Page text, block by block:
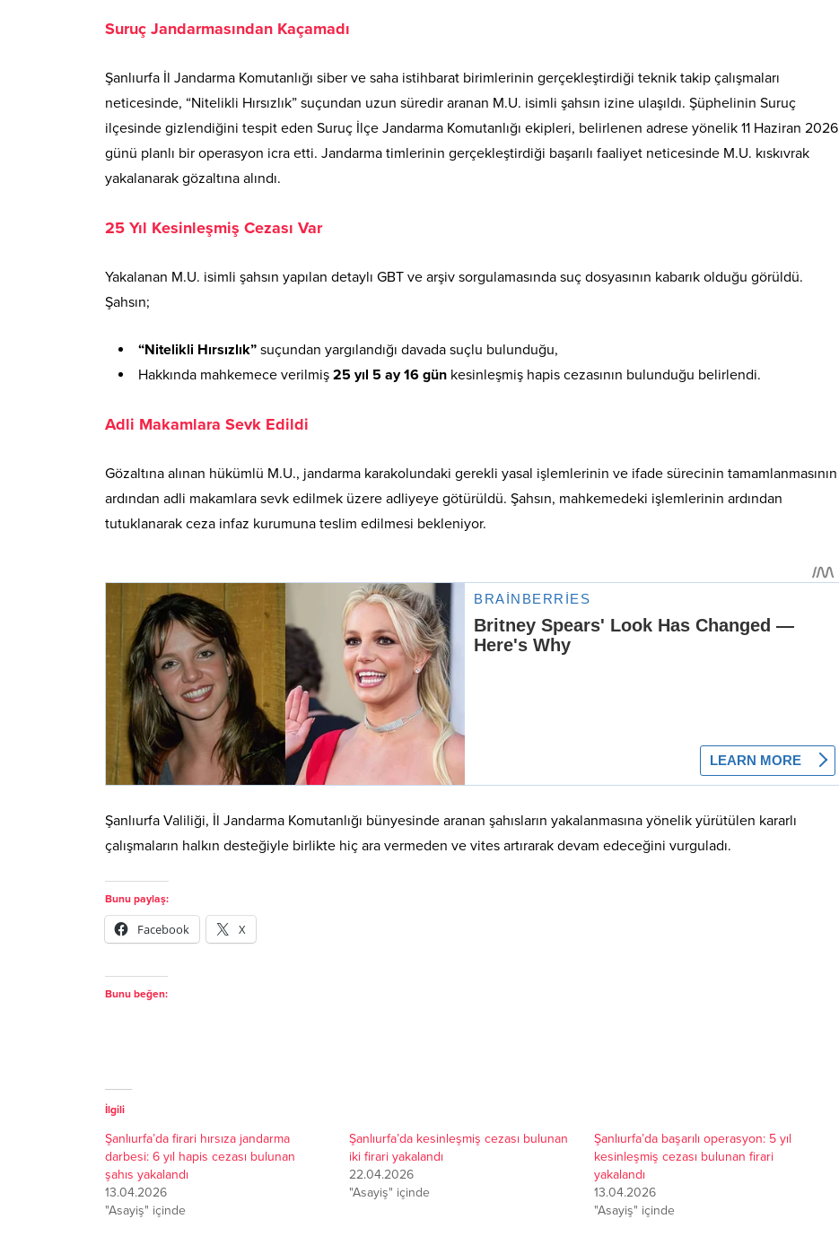
Suruç Jandarmasından Kaçamadı
Şanlıurfa İl Jandarma Komutanlığı siber ve saha istihbarat birimlerinin gerçekleştirdiği teknik takip çalışmaları
neticesinde, “Nitelikli Hırsızlık” suçundan uzun süredir aranan M.U. isimli şahsın izine ulaşıldı. Şüphelinin Suruç
ilçesinde gizlendiğini tespit eden Suruç İlçe Jandarma Komutanlığı ekipleri, belirlenen adrese yönelik 11 Haziran 2026
günü planlı bir operasyon icra etti. Jandarma timlerinin gerçekleştirdiği başarılı faaliyet neticesinde M.U. kıskıvrak
yakalanarak gözaltına alındı.
25 Yıl Kesinleşmiş Cezası Var
Yakalanan M.U. isimli şahsın yapılan detaylı GBT ve arşiv sorgulamasında suç dosyasının kabarık olduğu görüldü.
Şahsın;
“Nitelikli Hırsızlık” suçundan yargılandığı davada suçlu bulunduğu,
Hakkında mahkemece verilmiş 25 yıl 5 ay 16 gün kesinleşmiş hapis cezasının bulunduğu belirlendi.
Adli Makamlara Sevk Edildi
Gözaltına alınan hükümlü M.U., jandarma karakolundaki gerekli yasal işlemlerinin ve ifade sürecinin tamamlanmasının
ardından adli makamlara sevk edilmek üzere adliyeye götürüldü. Şahsın, mahkemedeki işlemlerinin ardından
tutuklanarak ceza infaz kurumuna teslim edilmesi bekleniyor.
Şanlıurfa Valiliği, İl Jandarma Komutanlığı bünyesinde aranan şahısların yakalanmasına yönelik yürütülen kararlı
çalışmaların halkın desteğiyle birlikte hiç ara vermeden ve vites artırarak devam edeceğini vurguladı.
Bunu paylaş:
Facebook X
Bunu beğen:
İlgili
Şanlıurfa’da firari hırsıza jandarma
darbesi: 6 yıl hapis cezası bulunan
şahıs yakalandı
13.04.2026
"Asayiş" içinde
Şanlıurfa’da kesinleşmiş cezası bulunan
iki firari yakalandı
22.04.2026
"Asayiş" içinde
Şanlıurfa’da başarılı operasyon: 5 yıl
kesinleşmiş cezası bulunan firari
yakalandı
13.04.2026
"Asayiş" içinde